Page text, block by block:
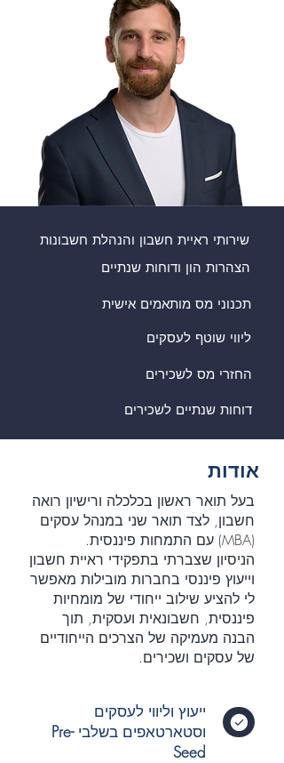
שירותי ראיית חשבון והנהלת חשבונות
הצהרות הון ודוחות שנתיים
תכנוני מס מותאמים אישית
ליווי שוטף לעסקים
החזרי מס לשכירים
דוחות שנתיים לשכירים
אודות
בעל תואר ראשון בכלכלה ורישיון רואה
חשבון, לצד תואר שני במנהל עסקים
(MBA) עם התמחות פיננסית.
הניסיון שצברתי בתפקידי ראיית חשבון
וייעוץ פיננסי בחברות מובילות מאפשר
לי להציע שילוב ייחודי של מומחיות
פיננסית, חשבונאית ועסקית, תוך
הבנה מעמיקה של הצרכים הייחודיים
של עסקים ושכירים.
ייעוץ וליווי לעסקים
וסטארטאפים בשלביPre-
Seed